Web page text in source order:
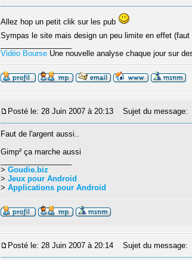
Allez hop un petit clik sur les pub
Sympas le site mais design un peu limite en effet
Vidéo BourseUne nouvelle analyse chaque jour sur
Posté le: 28 Juin 2007 à 20:13 Sujet du message:
Faut de l'argent aussi..
Gimp² ça marche aussi
> Goudie.biz
> Jeux pour Android
> Applications pour Android
Posté le: 28 Juin 2007 à 20:14 Sujet du message: